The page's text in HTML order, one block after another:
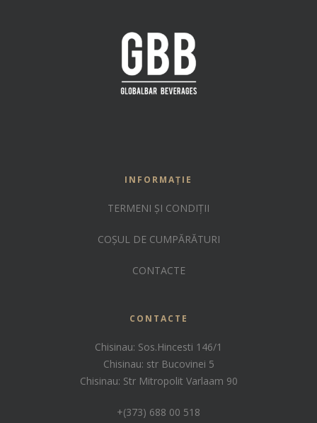
INFORMAȚIE
TERMENI ȘI CONDIȚII
COȘUL DE CUMPĂRĂTURI
CONTACTE
CONTACTE
Chisinau: Sos.Hincesti 146/1
Chisinau: str Bucovinei 5
Chisinau: Str Mitropolit Varlaam 90
+(373) 688 00 518